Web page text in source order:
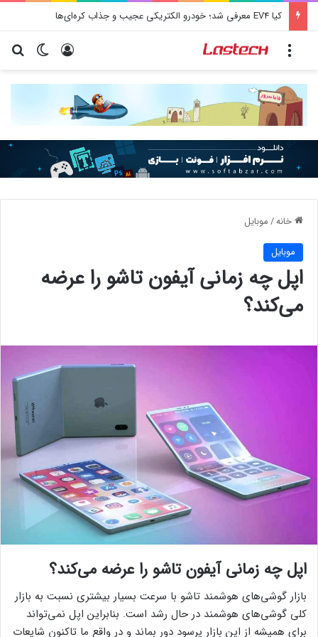
تغییر ورود
خانه/موبایل
موبایل
اپل چه زمانی آیفون تاشو را عرضه
می‌کند؟
اپل چه زمانی آیفون تاشو را عرضه می‌کند؟
بازار گوشی‌های هوشمند تاشو با سرعت بسیار بیشتری نسبت به بازار
کلی گوشی‌های هوشمند در حال رشد است. بنابراین اپل نمی‌تواند
برای همیشه از این بازار پرسود دور بماند و در واقع ما تاکنون شایعات